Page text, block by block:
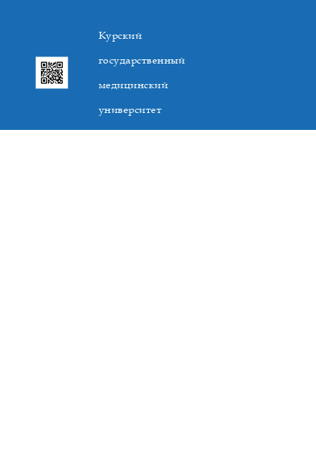
Курский
государственный
медицинский
университет